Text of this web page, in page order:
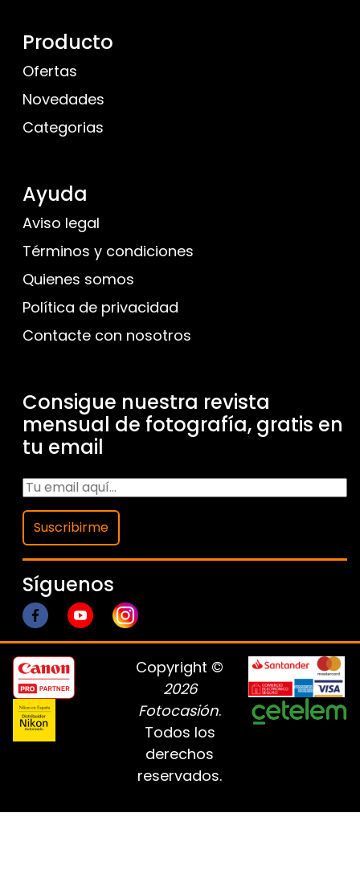
Producto
Ofertas
Novedades
Categorias
Ayuda
Aviso legal
Términos y condiciones
Quienes somos
Política de privacidad
Contacte con nosotros
Consigue nuestra revista
mensual de fotografía, gratis en
tu email
Suscribirme
Síguenos
Copyright ©
2026
Fotocasión.
Todos los
derechos
reservados.